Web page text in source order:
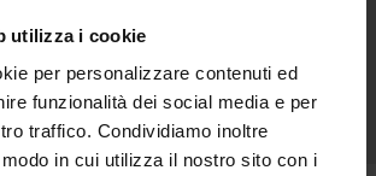
utilizza i cookie
per personalizzare contenuti ed
funzionalità dei social media e per
traffico. Condividiamo inoltre
in cui utilizza il nostro sito con i